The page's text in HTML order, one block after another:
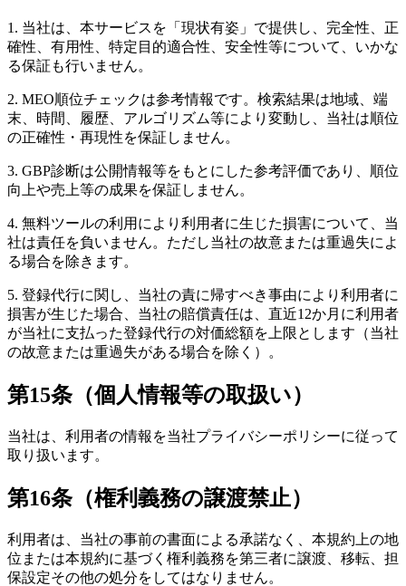
1. 当社は、本サービスを「現状有姿」で提供し、完全性、正
確性、有用性、特定目的適合性、安全性等について、いかな
る保証も行いません。
2. MEO順位チェックは参考情報です。検索結果は地域、端
末、時間、履歴、アルゴリズム等により変動し、当社は順位
の正確性・再現性を保証しません。
3. GBP診断は公開情報等をもとにした参考評価であり、順位
向上や売上等の成果を保証しません。
4. 無料ツールの利用により利用者に生じた損害について、当
社は責任を負いません。ただし当社の故意または重過失によ
る場合を除きます。
5. 登録代行に関し、当社の責に帰すべき事由により利用者に
損害が生じた場合、当社の賠償責任は、直近12か月に利用者
が当社に支払った登録代行の対価総額を上限とします（当社
の故意または重過失がある場合を除く）。
第15条（個人情報等の取扱い）
当社は、利用者の情報を当社プライバシーポリシーに従って
取り扱います。
第16条（権利義務の譲渡禁止）
利用者は、当社の事前の書面による承諾なく、本規約上の地
位または本規約に基づく権利義務を第三者に譲渡、移転、担
保設定その他の処分をしてはなりません。